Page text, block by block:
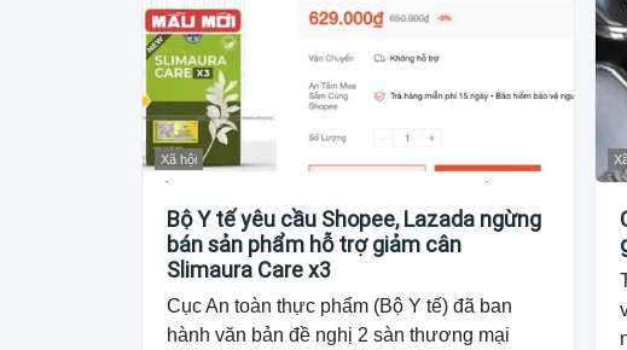
Xã hội
Bộ Y tế yêu cầu Shopee, Lazada ngừng
bán sản phẩm hỗ trợ giảm cân
Slimaura Care x3
Cục An toàn thực phẩm (Bộ Y tế) đã ban
hành văn bản đề nghị 2 sàn thương mại